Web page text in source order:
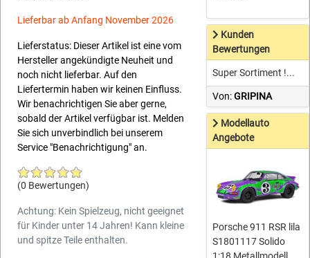
Lieferbar ab Anfang November 2026
Lieferstatus: Dieser Artikel ist eine vom
Hersteller angekündigte Neuheit und
noch nicht lieferbar. Auf den
Liefertermin haben wir keinen Einfluss.
Wir benachrichtigen Sie aber gerne,
sobald der Artikel verfügbar ist. Melden
Sie sich unverbindlich bei unserem
Service "Benachrichtigung" an.
(0 Bewertungen)
Achtung: Kein Spielzeug, nicht geeignet
für Kinder unter 14 Jahren! Kann kleine
und spitze Teile enthalten.
Kunden
Bewertungen
Super Sortiment !...
Von:GRIPINA
Modellauto
Angebote
Porsche 911 RSR lila
S1801117 Solido
1:18 Metallmodell